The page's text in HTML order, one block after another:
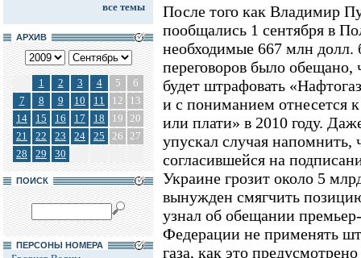
все темы
АРХИВ
1 2 3 4 5
6
7
8 9 10 11 12
13
14
15 16 17 18 19 20
21
22 23 24 25 26 27
28
29 30
ПОИСК
ПЕРСОНЫ НОМЕРА
После того как Владимир
пообщались 1 сентября в
необходимые 667 млн долл.
переговоров было обещано,
будет штрафовать
и с пониманием отнесется
или плати» в 2010 году.
упускал случая
согласившейся на
Украине грозит около 5
вынужден смягчить
узнал об обещании
Федерации не применять
газа, как это